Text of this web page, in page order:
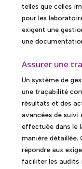
telles que celles
pour les
exigent une
une
Assurer une
Un système de
une traçabilité
résultats et des
avancées de
effectuée dans le
manière détaillée.
répondre aux
faciliter les audits